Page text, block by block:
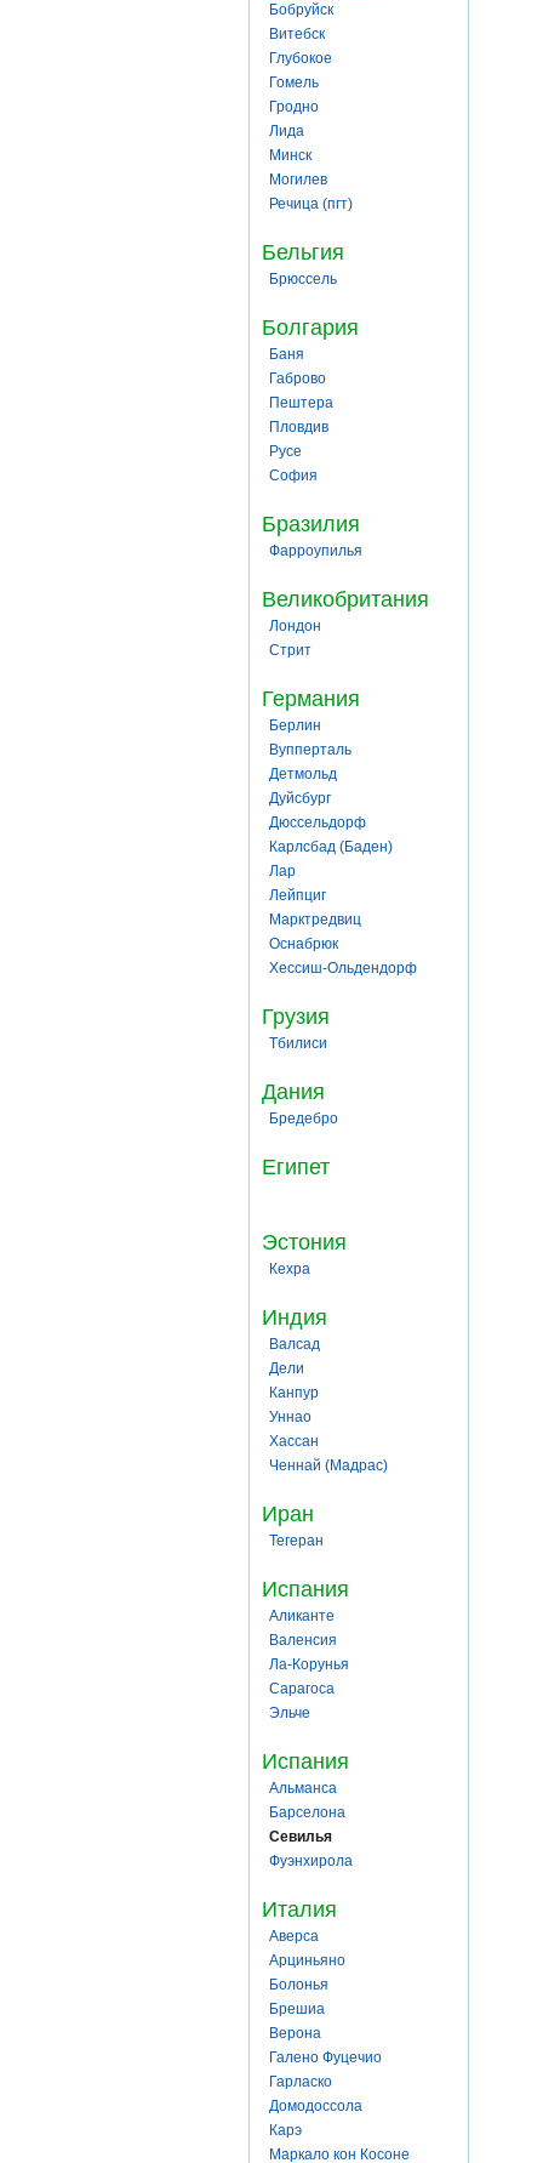
Бобруйск
Витебск
Глубокое
Гомель
Гродно
Лида
Минск
Могилев
Речица (пгт)
Бельгия
Брюссель
Болгария
Баня
Габрово
Пештера
Пловдив
Русе
София
Бразилия
Фарроупилья
Великобритания
Лондон
Стрит
Германия
Берлин
Вупперталь
Детмольд
Дуйсбург
Дюссельдорф
Карлсбад (Баден)
Лар
Лейпциг
Марктредвиц
Оснабрюк
Хессиш-Ольдендорф
Грузия
Тбилиси
Дания
Бредебро
Египет
Эстония
Кехра
Индия
Валсад
Дели
Канпур
Уннао
Хассан
Ченнай (Мадрас)
Иран
Тегеран
Испания
Аликанте
Валенсия
Ла-Корунья
Сарагоса
Эльче
Испания
Альманса
Барселона
Севилья
Фуэнхирола
Италия
Аверса
Арциньяно
Болонья
Брешиа
Верона
Галено Фуцечио
Гарласко
Домодоссола
Карэ
Маркало кон Косоне